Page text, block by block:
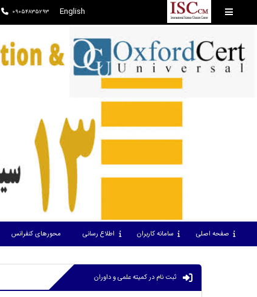
English
09054835293
صفحه اصلی سامانه کاربران اطلاع رسانی محورهای کنفرانس
ثبت نام در کمیته علمی و داوران